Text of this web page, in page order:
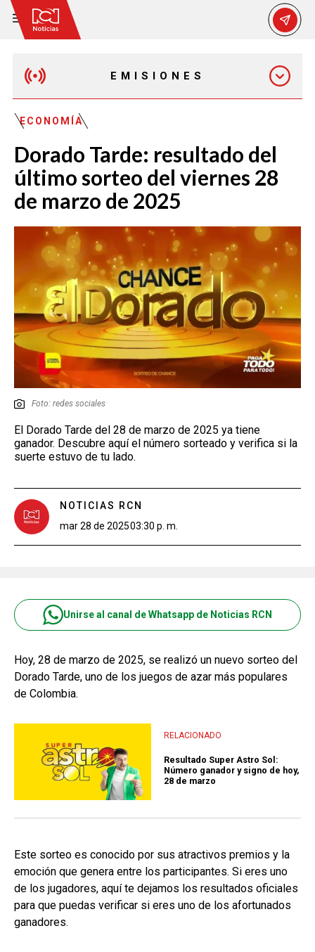
EMISIONES
EMISIÓN 12:30 PM
EMISIÓN 7:00 PM
EMISIÓN 11:30 PM
ECONOMÍA
Dorado Tarde: resultado del
último sorteo del viernes 28
de marzo de 2025
Foto: redes sociales
El Dorado Tarde del 28 de marzo de 2025 ya tiene
ganador. Descubre aquí el número sorteado y verifica si la
suerte estuvo de tu lado.
NOTICIAS RCN
mar 28 de 202503:30 p. m.
Unirse al canal de Whatsapp de Noticias RCN
Hoy, 28 de marzo de 2025, se realizó un nuevo sorteo del
Dorado Tarde, uno de los juegos de azar más populares
de Colombia.
RELACIONADO
Resultado Super Astro Sol:
Número ganador y signo de hoy,
28 de marzo
Este sorteo es conocido por sus atractivos premios y la
emoción que genera entre los participantes. Si eres uno
de los jugadores, aquí te dejamos los resultados oficiales
para que puedas verificar si eres uno de los afortunados
ganadores.